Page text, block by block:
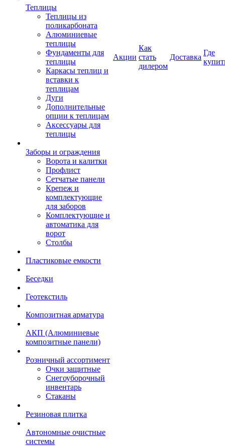
Теплицы
Теплицы из
поликарбоната
Алюминиевые
теплицы
Фундаменты для
теплицы
Каркасы теплиц и
вставки к
теплицам
Дуги
Дополнительные
опции к теплицам
Аксессуары для
теплицы
Заборы и ограждения
Ворота и калитки
Профлист
Сетчатые панели
Крепеж и
комплектующие
для заборов
Комплектующие и
автоматика для
ворот
Столбы
Пластиковые емкости
Беседки
Геотекстиль
Композитная арматура
АКП (Алюминиевые
композитные панели)
Розничный ассортимент
Очки защитные
Снегоуборочный
инвентарь
Стаканы
Резиновая плитка
Автономные очистные
системы
Акции
Как
стать
дилером
Доставка
Где